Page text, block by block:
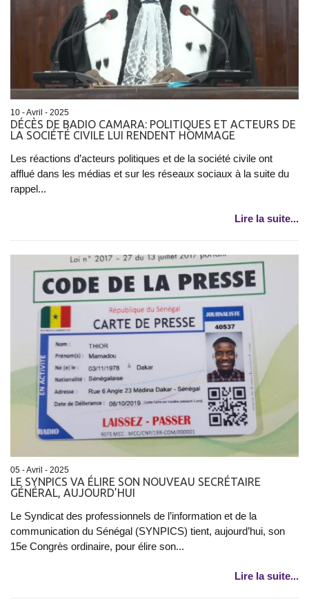
10 - Avril - 2025
DÉCÈS DE BADIO CAMARA: POLITIQUES ET ACTEURS DE
LA SOCIÉTÉ CIVILE LUI RENDENT HOMMAGE
Les réactions d’acteurs politiques et de la société civile ont
afflué dans les médias et sur les réseaux sociaux à la suite du
rappel...
Lire la suite...
05 - Avril - 2025
LE SYNPICS VA ÉLIRE SON NOUVEAU SECRÉTAIRE
GÉNÉRAL, AUJOURD’HUI
Le Syndicat des professionnels de l’information et de la
communication du Sénégal (SYNPICS) tient, aujourd’hui, son
15e Congrès ordinaire, pour élire son...
Lire la suite...